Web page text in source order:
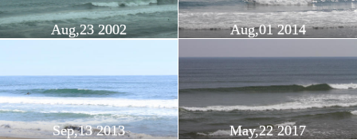
Aug,23 2002 Aug,01 2014
Sep,13 2013 May,22 2017